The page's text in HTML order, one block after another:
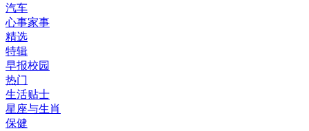
汽车
心事家事
精选
特辑
早报校园
热门
生活贴士
星座与生肖
保健